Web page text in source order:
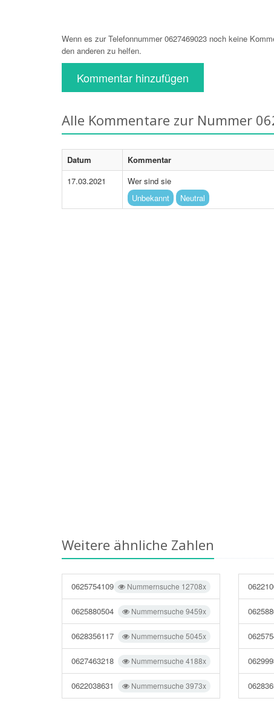
Wenn es zur Telefonnummer 0627469023 noch keine
den anderen zu helfen.
Kommentar hinzufügen
Alle Kommentare zur Nummer
Datum
Kommentar
17.03.2021
Wer sind sie
Unbekannt
Neutral
Weitere ähnliche Zahlen
Nummernsuche 12708x
0625754109
Nummernsuche 9459x
0625880504
Nummernsuche 5045x
0628356117
Nummernsuche 4188x
0627463218
Nummernsuche 3973x
0622038631